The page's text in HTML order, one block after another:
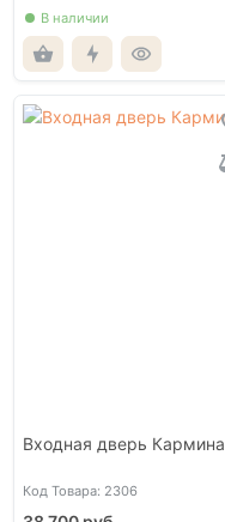
В наличии
Входная дверь Кармина
Код Товара: 2306